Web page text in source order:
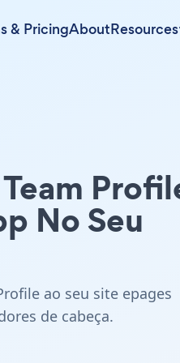
& PricingAboutResources
No Seu
ao seu site epages
de cabeça.